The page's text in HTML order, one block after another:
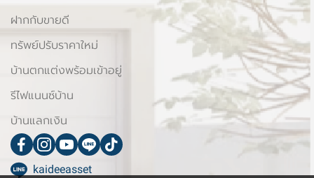
ฝากกับขายดี
ทรัพย์ปรับราคาใหม่
บ้านตกแต่งพร้อมเข้าอยู่
รีไฟแนนซ์บ้าน
บ้านแลกเงิน
kaideeasset